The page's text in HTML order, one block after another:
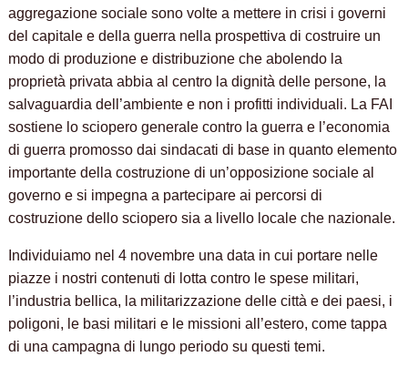
aggregazione sociale sono volte a mettere in crisi i governi
del capitale e della guerra nella prospettiva di costruire un
modo di produzione e distribuzione che abolendo la
proprietà privata abbia al centro la dignità delle persone, la
salvaguardia dell’ambiente e non i profitti individuali. La FAI
sostiene lo sciopero generale contro la guerra e l’economia
di guerra promosso dai sindacati di base in quanto elemento
importante della costruzione di un’opposizione sociale al
governo e si impegna a partecipare ai percorsi di
costruzione dello sciopero sia a livello locale che nazionale.
Individuiamo nel 4 novembre una data in cui portare nelle
piazze i nostri contenuti di lotta contro le spese militari,
l’industria bellica, la militarizzazione delle città e dei paesi, i
poligoni, le basi militari e le missioni all’estero, come tappa
di una campagna di lungo periodo su questi temi.